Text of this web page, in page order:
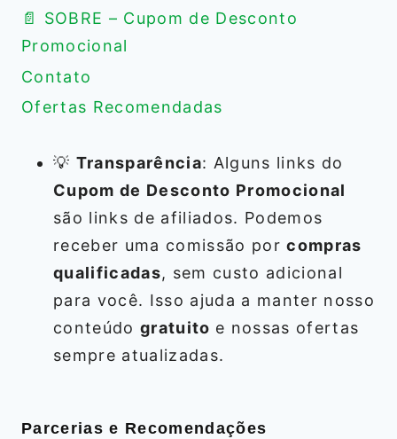
📄 SOBRE – Cupom de Desconto
Promocional
Contato
Ofertas Recomendadas
💡 Transparência: Alguns links do
Cupom de Desconto Promocional
são links de afiliados. Podemos
receber uma comissão porcompras
qualificadas, sem custo adicional
para você. Isso ajuda a manter nosso
conteúdo gratuito e nossas ofertas
sempre atualizadas.
Parcerias e Recomendações